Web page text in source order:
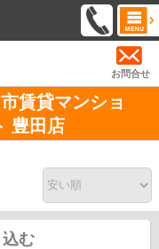
お問合せ
賃貸マンショ
豊田店
む